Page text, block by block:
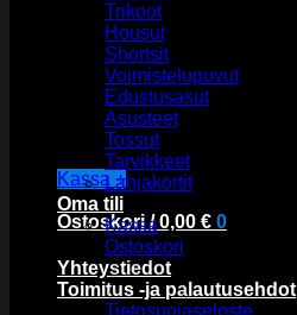
Kassa +
Ostoskori /0,00 € 0
Trikoot
Housut
Shortsit
Voimistelupuvut
Edustusasut
Asusteet
Tossut
Tarvikkeet
Lahjakortit
Oma tili
Kassa
Ostoskori
Yhteystiedot
Toimitus -ja palautusehdot
Tietosuojaseloste